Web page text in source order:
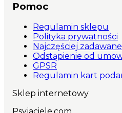
Pomoc
Regulamin sklepu
Polityka prywatności
Najczęściej
Odstąpienie od
GPSR
Regulamin kart
Sklep internetowy
Psyjaciele.com